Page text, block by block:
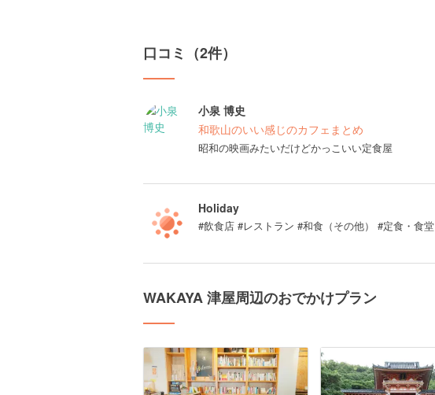
口コミ（2件）
小泉 博史
和歌山のいい感じのカフェまとめ
昭和の映画みたいだけどかっこいい定食屋
Holiday
#飲食店 #レストラン #和食（その他） #定食・食堂
WAKAYA 津屋周辺のおでかけプラン